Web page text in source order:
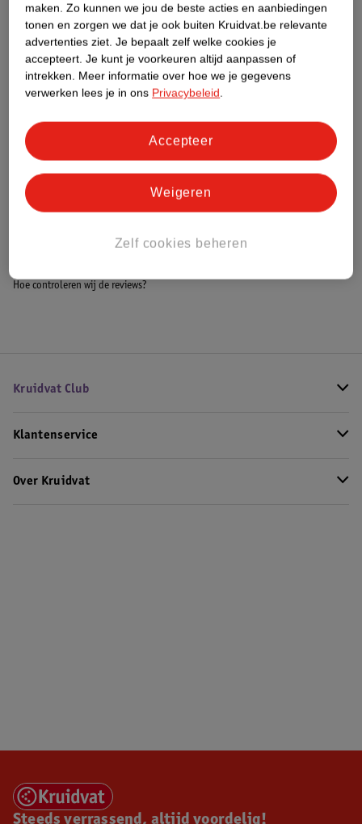
Nature Impact Score
Dit product heeft (nog) geen Nature
Bestel & Bezorginformatie
Bekijk ook
Alle LEGO City
Hoe controleren wij de reviews?
Kruidvat Club
Klantenservice
Over Kruidvat
Steeds verrassend, altijd voordelig!
maken. Zo kunnen we jou de beste acties en aanbiedingen
tonen en zorgen we dat je ook buiten Kruidvat.be relevante
advertenties ziet. Je bepaalt zelf welke cookies je
accepteert. Je kunt je voorkeuren altijd aanpassen of
intrekken. Meer informatie over hoe we je gegevens
verwerken lees je in ons Privacybeleid.
Zelf cookies beheren
Weigeren
Accepteer